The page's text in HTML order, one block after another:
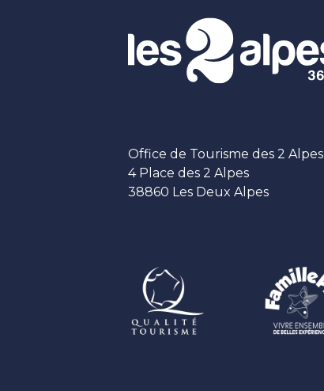
Office de Tourisme des 2 Alpes
4 Place des 2 Alpes
38860 Les Deux Alpes